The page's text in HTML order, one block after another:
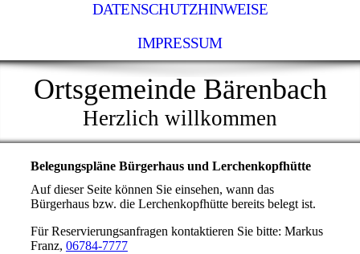
DATENSCHUTZHINWEISE
IMPRESSUM
Ortsgemeinde Bärenbach
Herzlich willkommen
Belegungspläne Bürgerhaus und Lerchenkopfhütte
Auf dieser Seite können Sie einsehen, wann das
Bürgerhaus bzw. die Lerchenkopfhütte bereits belegt ist.
Für Reservierungsanfragen kontaktieren Sie bitte: Markus
Franz, 06784-7777